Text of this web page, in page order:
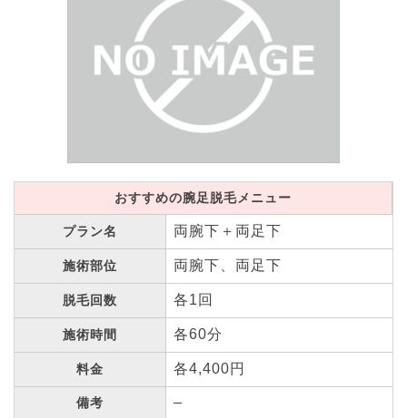
おすすめの腕足脱毛メニュー
プラン名 両腕下＋両足下
施術部位 両腕下、両足下
脱毛回数 各1回
施術時間 各60分
料金 各4,400円
備考 –